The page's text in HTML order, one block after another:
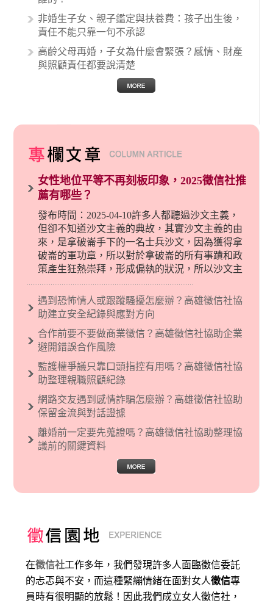
非婚生子女、親子鑑定與扶養費：孩子出生後，
責任不能只靠一句不承認
高齡父母再婚，子女為什麼會緊張？感情、財產
與照顧責任都要說清楚
女性地位平等不再刻板印象，2025徵信社推
薦有哪些？
發布時間：2025-04-10許多人都聽過沙文主義，
但卻不知道沙文主義的典故，其實沙文主義的由
來，是拿破崙手下的一名士兵沙文，因為獲得拿
破崙的軍功章，所以對於拿破崙的所有事蹟和政
策產生狂熱崇拜，形成偏執的狀況，所以沙文主
義後來就被拿來暗指偏見和歧視，而且有沙文主
義傾向的人，通常對於自己的國家和民族有超強
烈的卓越感，因而瞧不起其他國家的人，所以沙
現了男性沙文…
遇到恐怖情人或跟蹤騷擾怎麼辦？高雄徵信社協
助建立安全紀錄與應對方向
合作前要不要做商業徵信？高雄徵信社協助企業
避開錯誤合作風險
監護權爭議只靠口頭指控有用嗎？高雄徵信社協
助整理親職照顧紀錄
網路交友遇到感情詐騙怎麼辦？高雄徵信社協助
保留金流與對話證據
離婚前一定要先蒐證嗎？高雄徵信社協助整理協
議前的關鍵資料
在徵信社工作多年，我們發現許多人面臨徵信委託
的忐忑與不安，而這種緊繃情緒在面對女人徵信專
員時有很明顯的放鬆！因此我們成立女人徵信社，